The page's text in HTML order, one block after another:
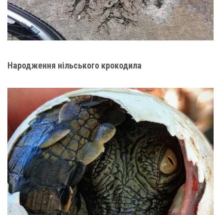
Народження нільського крокодила